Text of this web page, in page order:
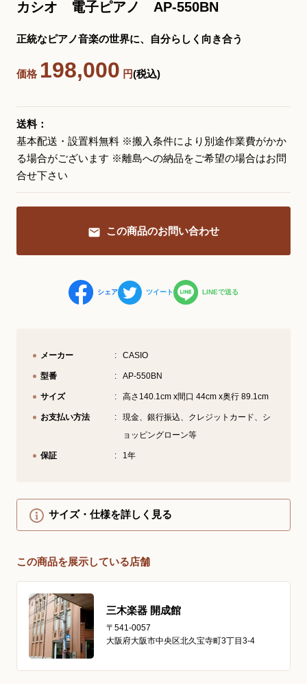
お問い合わせフォーム
大阪・本町のピアノ専門店
〒541-0057
大阪府大阪市中央区北久宝寺町3丁目3−4
YouTube 公式チャンネル
カシオ 電子ピアノ AP-550BN
正統なピアノ音楽の世界に、自分らしく向き合う
価格 198,000 円(税込)
送料：
基本配送・設置料無料 ※搬入条件により別途作業費がかか
る場合がございます ※離島への納品をご希望の場合はお問
合せ下さい
この商品のお問い合わせ
シェア ツイート LINEで送る
メーカー CASIO
型番 AP-550BN
サイズ 高さ140.1cm x間口 44cm x奥行 89.1cm
お支払い方法
現金、銀行振込、クレジットカード、シ
ョッピングローン等
保証 1年
サイズ・仕様を詳しく見る
この商品を展示している店舗
三木楽器 開成館
〒541-0057
大阪府大阪市中央区北久宝寺町3丁目3-4